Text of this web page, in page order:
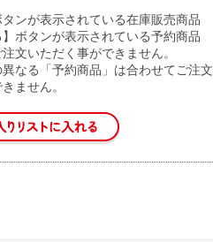
タンが表示されている在庫販売商品
ボタンが表示されている予約商品
文いただく事ができません。
異なる「予約商品」は合わせてご注文
ません。